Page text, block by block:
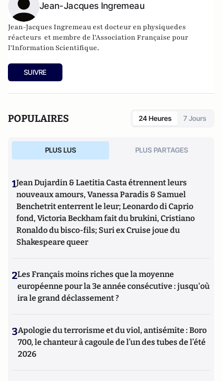
Jean-Jacques Ingremeau
Jean-Jacques Ingremeau est docteur en physiquedes
réacteurs et membre de l'Association Française pour
l'Information Scientifique.
SUIVRE
POPULAIRES 24 Heures 7 Jours
PLUS LUS PLUS PARTAGES
1Jean Dujardin & Laetitia Casta étrennent leurs
nouveaux amours, Vanessa Paradis & Samuel
Benchetrit enterrent le leur; Leonardo di Caprio
fond, Victoria Beckham fait du brukini, Cristiano
Ronaldo du bisco-fils; Suri ex Cruise joue du
Shakespeare queer
2Les Français moins riches que la moyenne
européenne pour la 3e année consécutive : jusqu'où
ira le grand déclassement ?
3Apologie du terrorisme et du viol, antisémite : Boro
700, le chanteur à cagoule de l’un des tubes de l’été
2026